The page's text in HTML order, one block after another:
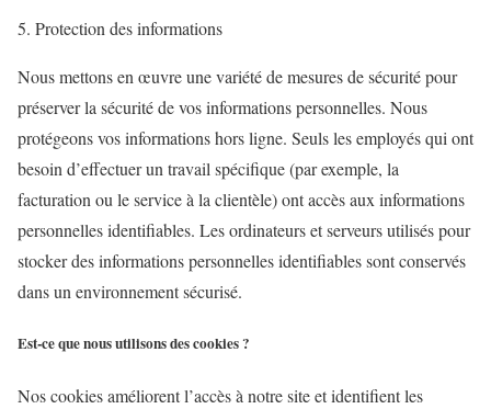
5. Protection des informations
Nous mettons en œuvre une variété de mesures de sécurité pour
préserver la sécurité de vos informations personnelles. Nous
protégeons vos informations hors ligne. Seuls les employés qui ont
besoin d’effectuer un travail spécifique (par exemple, la
facturation ou le service à la clientèle) ont accès aux informations
personnelles identifiables. Les ordinateurs et serveurs utilisés pour
stocker des informations personnelles identifiables sont conservés
dans un environnement sécurisé.
Est-ce que nous utilisons des cookies ?
Nos cookies améliorent l’accès à notre site et identifient les